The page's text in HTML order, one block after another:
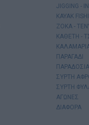
JIGGING -
KAYAK
ΖΟΚΑ -
ΚΑΘΕΤΗ -
ΠΑΡΑΓΑΔΙ
ΣΥΡΤΗ
ΣΥΡΤΗ
ΑΓΩΝΕΣ
ΔΙΑΦΟΡΑ